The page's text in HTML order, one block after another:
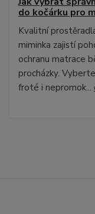
do kočárku pro
Kvalitní
miminka zajistí
ochranu matrace
procházky.
froté i nepromok...